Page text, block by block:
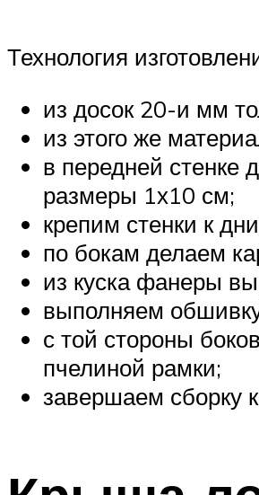
Технология
из досок 20-и мм
из этого же
в передней стенке
размеры 1х10 см;
крепим стенки к
по бокам делаем
из куска фанеры
выполняем
с той стороны
пчелиной рамки;
завершаем сборку